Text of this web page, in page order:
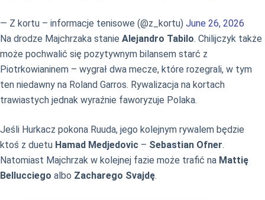
— Z kortu – informacje tenisowe (@z_kortu) June 26, 2026
Na drodze Majchrzaka stanie Alejandro Tabilo. Chilijczyk także
może pochwalić się pozytywnym bilansem starć z
Piotrkowianinem – wygrał dwa mecze, które rozegrali, w tym
ten niedawny na Roland Garros. Rywalizacja na kortach
trawiastych jednak wyraźnie faworyzuje Polaka.
Jeśli Hurkacz pokona Ruuda, jego kolejnym rywalem będzie
ktoś z duetu Hamad Medjedovic – Sebastian Ofner.
Natomiast Majchrzak w kolejnej fazie może trafić na Mattię
Bellucciego albo Zacharego Svajdę.